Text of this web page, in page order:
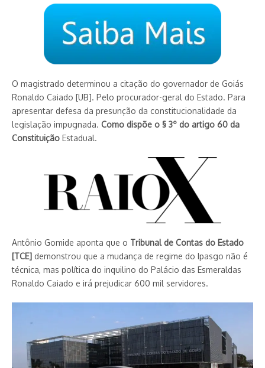
O magistrado determinou a citação do governador de Goiás
Ronaldo Caiado [UB]. Pelo procurador-geral do Estado. Para
apresentar defesa da presunção da constitucionalidade da
legislação impug­nada. Como dispõe o § 3º do artigo 60 da
Constituição Estadual.
Antônio Gomide aponta que o Tribunal de Contas do Estado
[TCE] demonstrou que a mudança de regime do Ipasgo não é
técnica, mas política do inquilino do Palácio das Esmeraldas
Ronaldo Caiado e irá prejudicar 600 mil servidores.